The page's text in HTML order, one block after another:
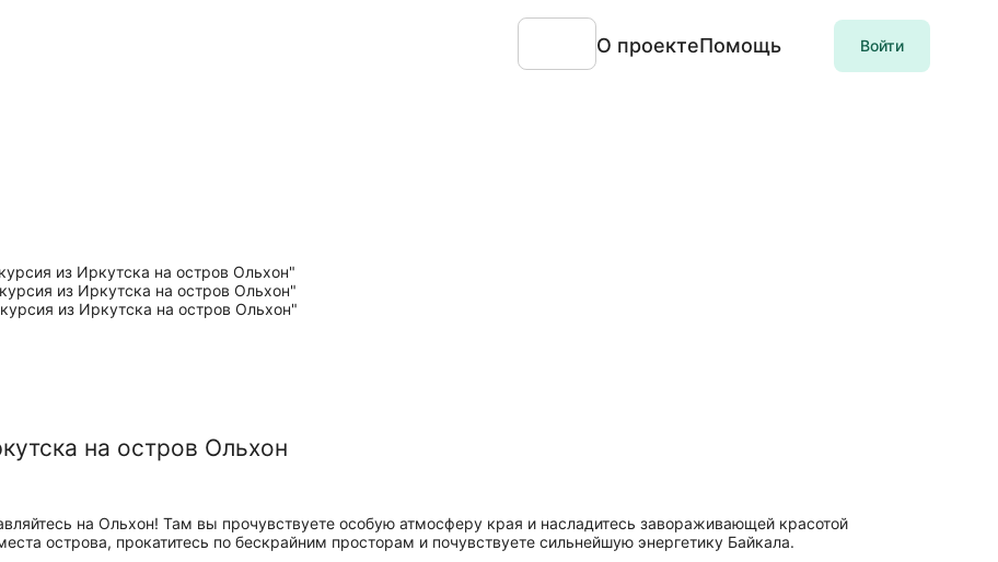
О проектеПомощь Войти
на остров Ольхон
на Ольхон! Там вы прочувствуете особую атмосферу края и насладитесь завораживающей красотой
острова, прокатитесь по бескрайним просторам и почувствуете сильнейшую энергетику Байкала.